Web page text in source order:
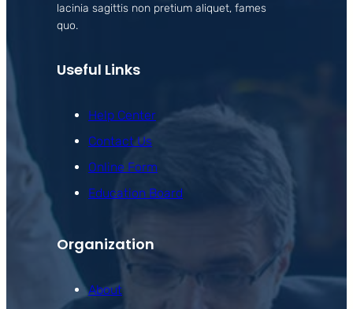
lacinia sagittis non pretium aliquet, fames
quo.
Useful Links
Help Center
Contact Us
Online Form
Education Board
Organization
About